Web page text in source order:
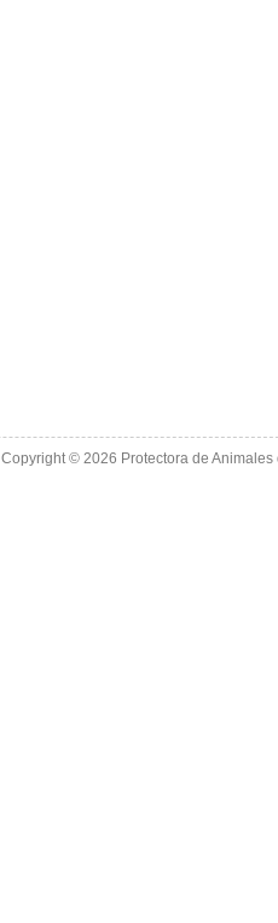
Copyright © 2026 Protectora de Animales